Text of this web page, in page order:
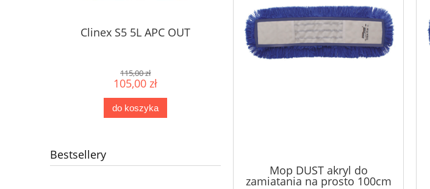
Clinex S5 5L APC OUT
115,00 zł
105,00 zł
do koszyka
Bestsellery
Mop DUST akryl do
zamiatania na prosto 100cm